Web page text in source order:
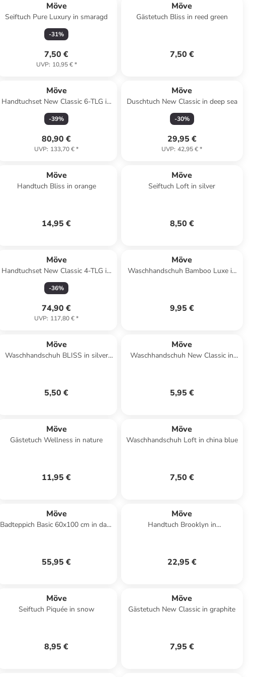
Möve
Seiftuch Pure Luxury in smaragd
-31%
7,50 €
UVP: 10,95 €*
Möve
Gästetuch Bliss in reed green
7,50 €
Möve
Handtuchset New Classic 6-TLG in
raspberry
-39%
80,90 €
UVP: 133,70 €*
Möve
Duschtuch New Classic in deep sea
-30%
29,95 €
UVP: 42,95 €*
Möve
Handtuch Bliss in orange
14,95 €
Möve
Seiftuch Loft in silver
8,50 €
Möve
Handtuchset New Classic 4-TLG in
cornflower
-36%
74,90 €
UVP: 117,80 €*
Möve
Waschhandschuh Bamboo Luxe in
9,95 €
Möve
Waschhandschuh BLISS in silver
5,50 €
Möve
Waschhandschuh New Classic in
5,95 €
Möve
Gästetuch Wellness in nature
11,95 €
Möve
Waschhandschuh Loft in china blue
7,50 €
Möve
Badteppich Basic 60x100 cm in dark
55,95 €
Möve
Handtuch Brooklyn in
22,95 €
Möve
Seiftuch Piquée in snow
8,95 €
Möve
Gästetuch New Classic in graphite
7,95 €